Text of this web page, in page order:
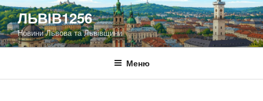
Перейти
до
вмісту
ЛЬВІВ1256
Новини Львова та Львівщини
Меню